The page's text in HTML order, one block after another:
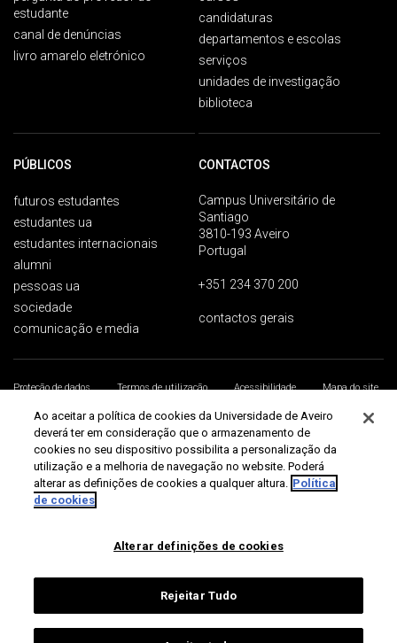
estudante
canal de denúncias
livro amarelo eletrónico
candidaturas
departamentos e escolas
serviços
unidades de investigação
biblioteca
PÚBLICOS
futuros estudantes
estudantes ua
estudantes internacionais
alumni
pessoas ua
sociedade
comunicação e media
CONTACTOS
Campus Universitário de
Santiago
3810-193 Aveiro
Portugal
+351 234 370 200
contactos gerais
Proteção de dados Termos de utilização Acessibilidade
Mapa do site
Universidade de Aveiro 2026
Ao aceitar a política de cookies da Universidade de Aveiro
deverá ter em consideração que o armazenamento de
cookies no seu dispositivo possibilita a personalização da
utilização e a melhoria de navegação no website. Poderá
alterar as definições de cookies a qualquer altura. Política
de cookies
Alterar definições de cookies
Rejeitar Tudo